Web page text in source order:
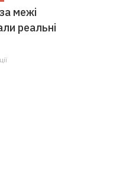
межі
реальні